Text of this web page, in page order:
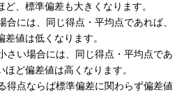
、標準偏差も大きくなります。
合には、同じ得点・平均点であれば、
値は低くなります。
さい場合には、同じ得点・平均点であ
ど偏差値は高くなります。
得点ならば標準偏差に関わらず偏差値